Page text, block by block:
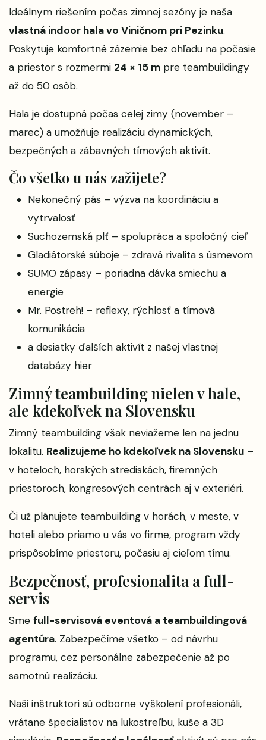
Ideálnym riešením počas zimnej sezóny je naša
vlastná indoor hala vo Viničnom pri Pezinku.
Poskytuje komfortné zázemie bez ohľadu na počasie
a priestor s rozmermi 24 × 15 m pre teambuildingy
až do 50 osôb.
Hala je dostupná počas celej zimy (november –
marec) a umožňuje realizáciu dynamických,
bezpečných a zábavných tímových aktivít.
Čo všetko u nás zažijete?
Nekonečný pás – výzva na koordináciu a
vytrvalosť
Suchozemská plť – spolupráca a spoločný cieľ
Gladiátorské súboje – zdravá rivalita s úsmevom
SUMO zápasy – poriadna dávka smiechu a
energie
Mr. Postreh! – reflexy, rýchlosť a tímová
komunikácia
a desiatky ďalších aktivít z našej vlastnej
databázy hier
Zimný teambuilding nielen v hale,
ale kdekoľvek na Slovensku
Zimný teambuilding však neviažeme len na jednu
lokalitu. Realizujeme ho kdekoľvek na Slovensku –
v hoteloch, horských strediskách, firemných
priestoroch, kongresových centrách aj v exteriéri.
Či už plánujete teambuilding v horách, v meste, v
hoteli alebo priamo u vás vo firme, program vždy
prispôsobíme priestoru, počasiu aj cieľom tímu.
Bezpečnosť, profesionalita a full-
servis
Sme full-servisová eventová a teambuildingová
agentúra. Zabezpečíme všetko – od návrhu
programu, cez personálne zabezpečenie až po
samotnú realizáciu.
Naši inštruktori sú odborne vyškolení profesionáli,
vrátane špecialistov na lukostreľbu, kuše a 3D